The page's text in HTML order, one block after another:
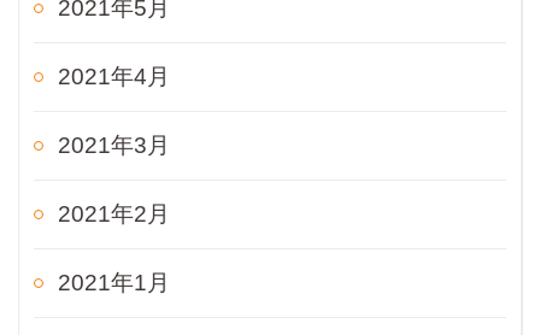
2021年5月
2021年4月
2021年3月
2021年2月
2021年1月